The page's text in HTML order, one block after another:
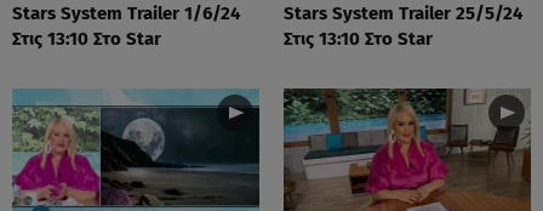
Stars System Trailer 1/6/24
Στις 13:10 Στο Star
Stars System Trailer 25/5/24
Στις 13:10 Στο Star